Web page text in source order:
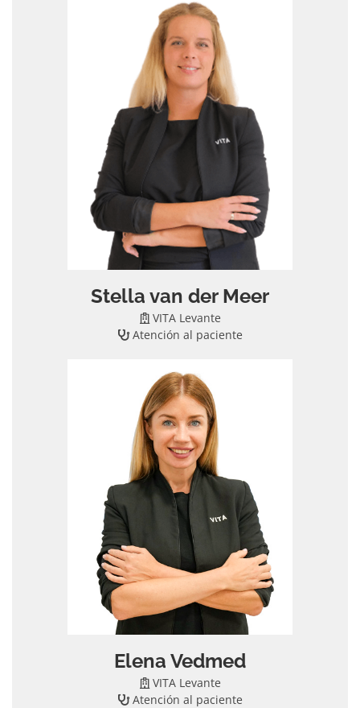
Stella van der Meer
VITA Levante
Atención al paciente
Elena Vedmed
VITA Levante
Atención al paciente